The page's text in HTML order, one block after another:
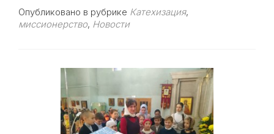
Опубликовано в рубрике Катехизация,
миссионерство, Новости